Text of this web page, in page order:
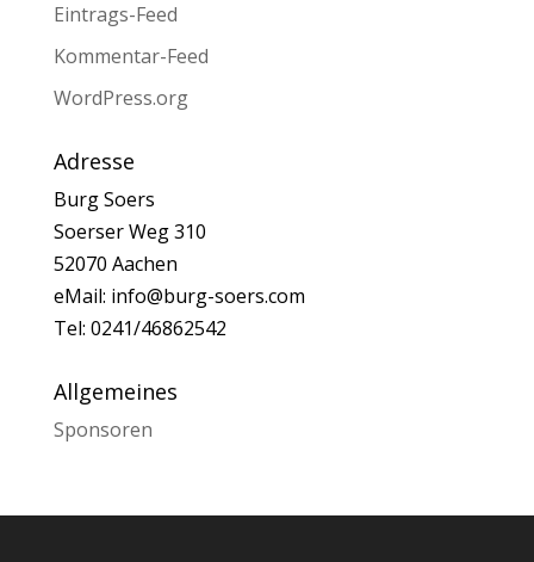
Eintrags-Feed
Kommentar-Feed
WordPress.org
Adresse
Burg Soers
Soerser Weg 310
52070 Aachen
eMail: info@burg-soers.com
Tel: 0241/46862542
Allgemeines
Sponsoren